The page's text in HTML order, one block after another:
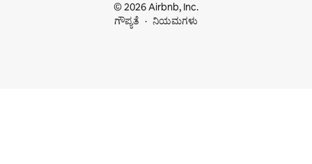
© 2026 Airbnb, Inc.
ಗೌಪ್ಯತೆ
ನಿಯಮಗಳು